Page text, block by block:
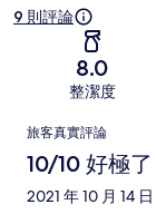
9 則評論
8.0
整潔度
評
論
旅客真實評論
10/10 好極了
2021 年 10 月 14 日